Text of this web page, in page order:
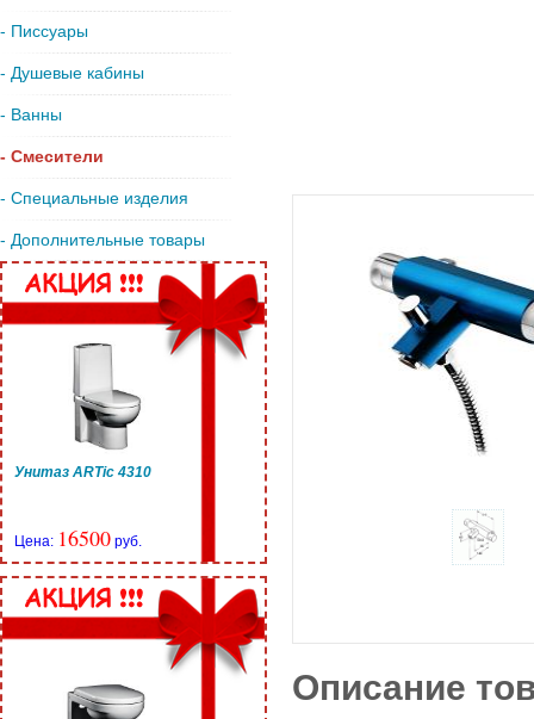
- Писсуары
- Душевые кабины
- Ванны
- Смесители
- Специальные изделия
- Дополнительные товары
Унитаз ARTic 4310
Цена: 16500 руб.
Описание